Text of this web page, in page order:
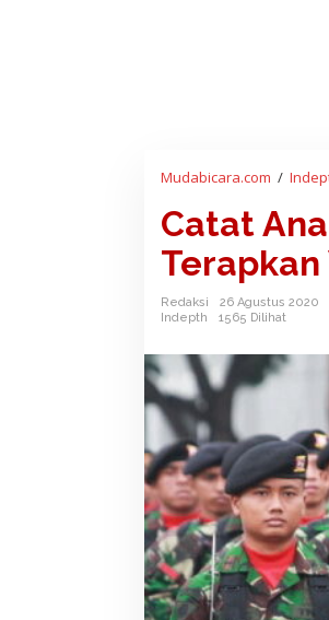
Mudabicara.com /
Catat
Redaksi
26 Agustus 2020
Indepth
1565 Dilihat